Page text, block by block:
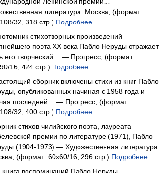
литература. Москва, (формат:
32, 318 стр.) Подробнее...
стихотворных произведений
поэта XX века Пабло Неруды отражает
его творческий… — Прогресс, (формат:
16, 424 стр.) Подробнее...
сборник включены стихи из книг Пабло
опубликованных начиная с 1958 года и
последней… — Прогресс, (формат:
32, 400 стр.) Подробнее...
стихов чилийского поэта, лауреата
премии по литературе (1971), Пабло
(1904-1973) — Художественная литература.
(формат: 60x60/16, 296 стр.) Подробнее...
книга воспоминаний Пабло Неруды,